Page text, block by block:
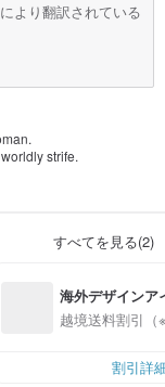
より翻訳されている
strife.
of years.
my hair and in my every
Gemstone,
versatile, fulfilling their
すべてを見る(2)
海外デザインア
入
越境送料割引（
割引詳